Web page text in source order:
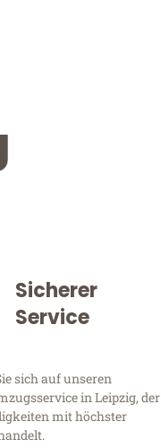
Sicherer
Service
sich auf unseren
in Leipzig, der
mit höchster